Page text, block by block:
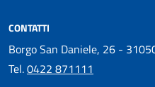
CONTATTI
Borgo San Daniele, 26 -
Tel.0422 871111